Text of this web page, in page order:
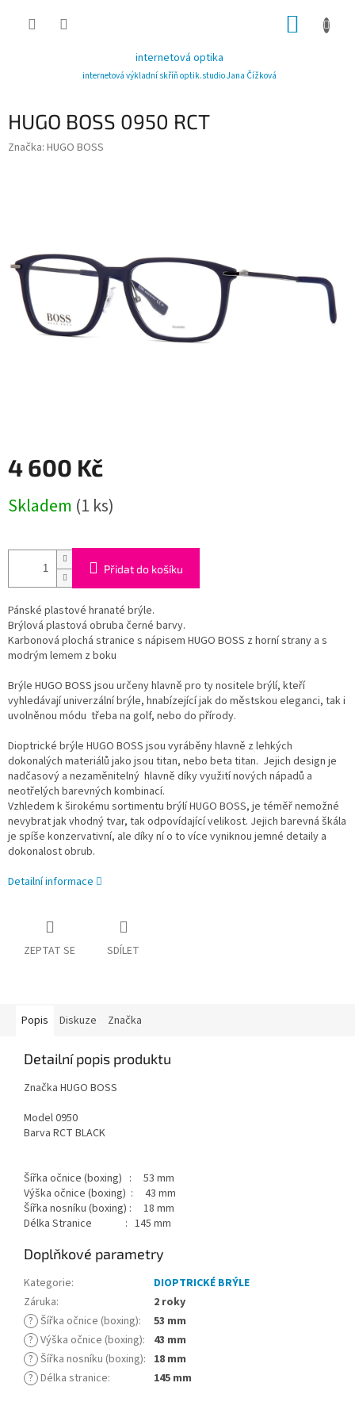
internetová optika
internetová výkladní skříň optik.studio Jana Čížková
HUGO BOSS 0950 RCT
Značka: HUGO BOSS
4 600 Kč
cena:
Skladem (1 ks)
Přidat do košíku
Pánské plastové hranaté brýle.
Brýlová plastová obruba černé barvy.
Karbonová plochá stranice s nápisem HUGO BOSS z horní strany a s
modrým lemem z boku
Brýle HUGO BOSS jsou určeny hlavně pro ty nositele brýlí, kteří
vyhledávají univerzální brýle, hnabízející jak do městskou eleganci, tak i
uvolněnou módu třeba na golf, nebo do přírody.
Dioptrické brýle HUGO BOSS jsou vyráběny hlavně z lehkých
dokonalých materiálů jako jsou titan, nebo beta titan. Jejich design je
nadčasový a nezaměnitelný hlavně díky využití nových nápadů a
neotřelých barevných kombinací.
Vzhledem k širokému sortimentu brýlí HUGO BOSS, je téměř nemožné
nevybrat jak vhodný tvar, tak odpovídající velikost. Jejich barevná škála
je spíše konzervativní, ale díky ní o to více vyniknou jemné detaily a
dokonalost obrub.
Detailní informace
ZEPTAT SE SDÍLET
Popis Diskuze Značka
Detailní popis produktu
Značka HUGO BOSS
Model 0950
Barva RCT BLACK
Šířka očnice (boxing) : 53 mm
Výška očnice (boxing) : 43 mm
Šířka nosníku (boxing) : 18 mm
Délka Stranice : 145 mm
Doplňkové parametry
Kategorie:
DIOPTRICKÉ BRÝLE
Záruka:
2 roky
? Šířka očnice (boxing):
53 mm
? Výška očnice (boxing):
43 mm
? Šířka nosníku (boxing): 18 mm
? Délka stranice: 145 mm